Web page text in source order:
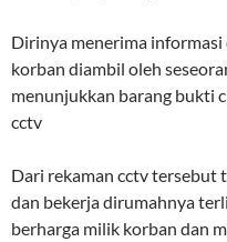
Dirinya menerima
korban diambil oleh
menunjukkan barang bukti
cctv
Dari rekaman cctv tersebut
dan bekerja dirumahnya
berharga milik korban dan